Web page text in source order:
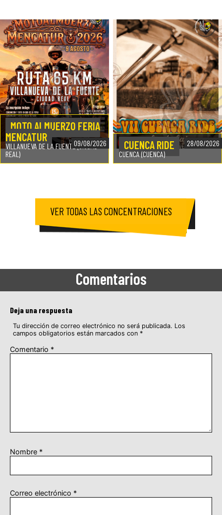
MOTO ALMUERZO FERIA
MENCATUR
VILLANUEVA DE LA FUENTE (CIUDAD
REAL)
09/08/2026 CUENCA RIDE
CUENCA (CUENCA)
28/08/2026
VER TODAS LAS CONCENTRACIONES
Comentarios
Deja una respuesta
Tu dirección de correo electrónico no será publicada. Los
campos obligatorios están marcados con *
Comentario *
Nombre *
Correo electrónico *